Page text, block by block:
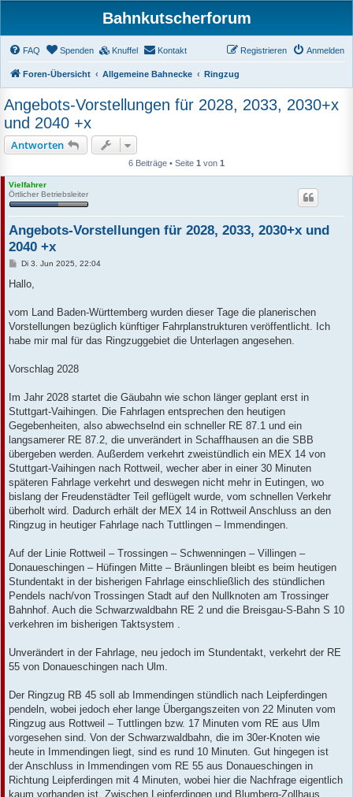
Bahnkutscherforum
FAQ Spenden Knuffel Kontakt Anmelden
Registrieren
Foren-Übersicht Allgemeine Bahnecke Ringzug
Angebots-Vorstellungen für 2028, 2033, 2030+x
und 2040 +x
Antworten
6 Beiträge • Seite 1 von 1
Vielfahrer
Örtlicher Betriebsleiter
Angebots-Vorstellungen für 2028, 2033, 2030+x und
2040 +x
B
i
a
Di 3. Jun 2025, 22:04
Hallo,
vom Land Baden-Württemberg wurden dieser Tage die planerischen
Vorstellungen bezüglich künftiger Fahrplanstrukturen veröffentlicht. Ich
habe mir mal für das Ringzuggebiet die Unterlagen angesehen.
Vorschlag 2028
Im Jahr 2028 startet die Gäubahn wie schon länger geplant erst in
Stuttgart-Vaihingen. Die Fahrlagen entsprechen den heutigen
Gegebenheiten, also abwechselnd ein schneller RE 87.1 und ein
langsamerer RE 87.2, die unverändert in Schaffhausen an die SBB
übergeben werden. Außerdem verkehrt zweistündlich ein MEX 14 von
Stuttgart-Vaihingen nach Rottweil, wecher aber in einer 30 Minuten
späteren Fahrlage verkehrt und deswegen nicht mehr in Eutingen, wo
bislang der Freudenstädter Teil geflügelt wurde, vom schnellen Verkehr
überholt wird. Dadurch erhält der MEX 14 in Rottweil Anschluss an den
Ringzug in heutiger Fahrlage nach Tuttlingen – Immendingen.
Auf der Linie Rottweil – Trossingen – Schwenningen – Villingen –
Donaueschingen – Hüfingen Mitte – Bräunlingen bleibt es beim heutigen
Stundentakt in der bisherigen Fahrlage einschließlich des stündlichen
Pendels nach/von Trossingen Stadt auf den Nullknoten am Trossinger
Bahnhof. Auch die Schwarzwaldbahn RE 2 und die Breisgau-S-Bahn S 10
verkehren im bisherigen Taktsystem .
Unverändert in der Fahrlage, neu jedoch im Stundentakt, verkehrt der RE
55 von Donaueschingen nach Ulm.
Der Ringzug RB 45 soll ab Immendingen stündlich nach Leipferdingen
pendeln, wobei jedoch eher lange Übergangszeiten von 22 Minuten vom
Ringzug aus Rottweil – Tuttlingen bzw. 17 Minuten vom RE aus Ulm
vorgesehen sind. Von der Schwarzwaldbahn, die im 30er-Knoten wie
heute in Immendingen liegt, sind es rund 10 Minuten. Gut hingegen ist
der Anschluss in Immendingen vom RE 55 aus Donaueschingen in
Richtung Leipferdingen mit 4 Minuten, wobei hier die Nachfrage eigentlich
kaum vorhanden ist. Zwischen Leipferdingen und Blumberg-Zollhaus